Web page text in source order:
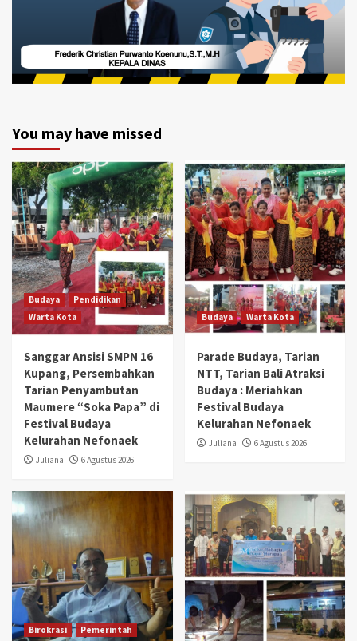
You may have missed
Budaya
Pendidikan
Warta Kota
Sanggar Ansisi SMPN 16
Kupang, Persembahkan
Tarian Penyambutan
Maumere “Soka Papa” di
Festival Budaya
Kelurahan Nefonaek
Juliana 6 Agustus 2026
Budaya Warta Kota
Parade Budaya, Tarian
NTT, Tarian Bali Atraksi
Budaya : Meriahkan
Festival Budaya
Kelurahan Nefonaek
Juliana 6 Agustus 2026
Birokrasi Pemerintah